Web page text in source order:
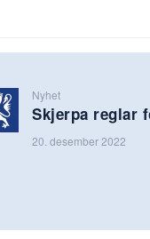
Nyhet
Skjerpa reglar
20. desember 2022